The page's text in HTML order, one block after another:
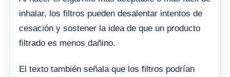
inhalar, los filtros pueden desalentar intentos de
cesación y sostener la idea de que un producto
filtrado es menos dañino.
El texto también señala que los filtros podrían